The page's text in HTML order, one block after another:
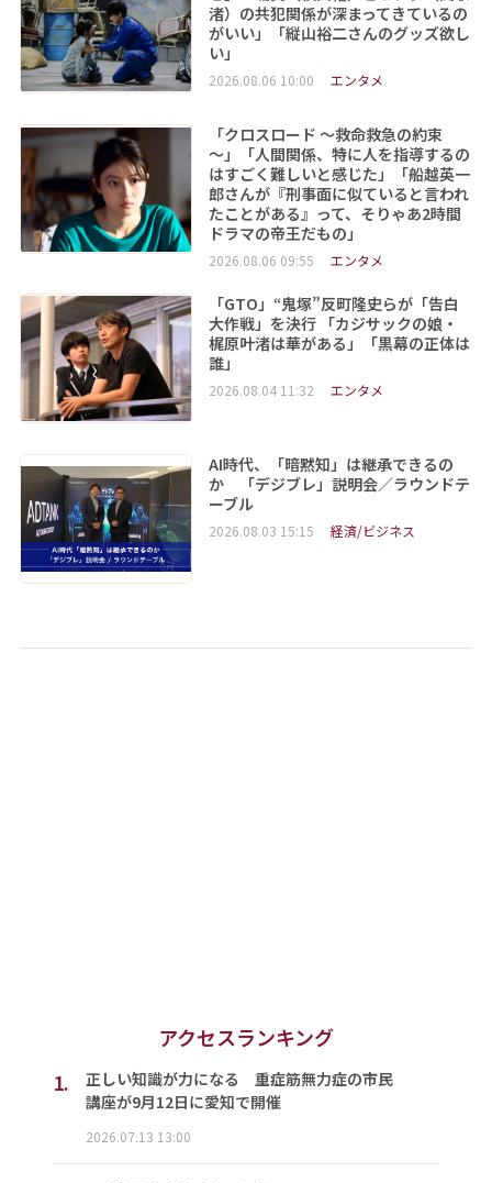
渚）の共犯関係が深まってきているの
がいい」「縦山裕二さんのグッズ欲し
い」
2026.08.06 10:00 エンタメ
「クロスロード ～救命救急の約束
～」「人間関係、特に人を指導するの
はすごく難しいと感じた」「船越英一
郎さんが『刑事面に似ていると言われ
たことがある』って、そりゃあ2時間
ドラマの帝王だもの」
2026.08.06 09:55 エンタメ
「GTO」“鬼塚”反町隆史らが「告白
大作戦」を決行 「カジサックの娘・
梶原叶渚は華がある」「黒幕の正体は
誰」
2026.08.04 11:32 エンタメ
AI時代、「暗黙知」は継承できるの
か 「デジブレ」説明会／ラウンドテ
ーブル
2026.08.03 15:15 経済/ビジネス
アクセスランキング
1.
正しい知識が力になる 重症筋無力症の市民
講座が9月12日に愛知で開催
2026.07.13 13:00